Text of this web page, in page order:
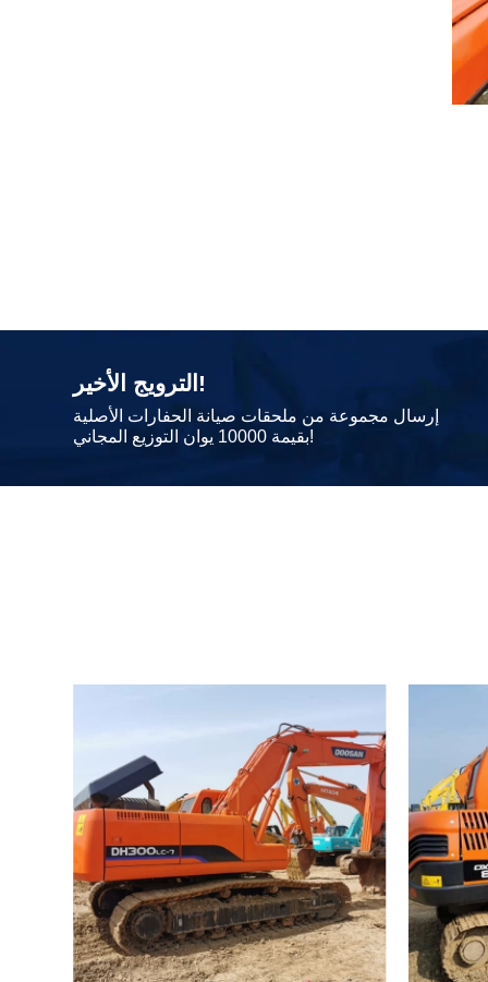
الترويج الأخير!
إرسال مجموعة من ملحقات صيانة الحفارات الأصلية
بقيمة 10000 يوان التوزيع المجاني!